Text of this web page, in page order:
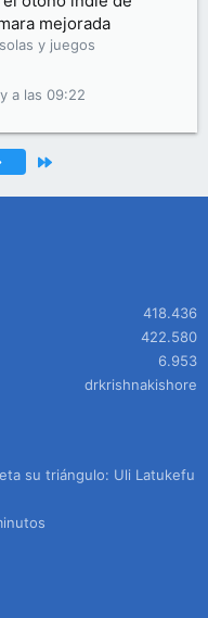
mejorada
y juegos
a las 09:22
418.436
422.580
6.953
drkrishnakishore
su triángulo: Uli Latukefu